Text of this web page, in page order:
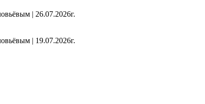
| 26.07.2026г.
| 19.07.2026г.